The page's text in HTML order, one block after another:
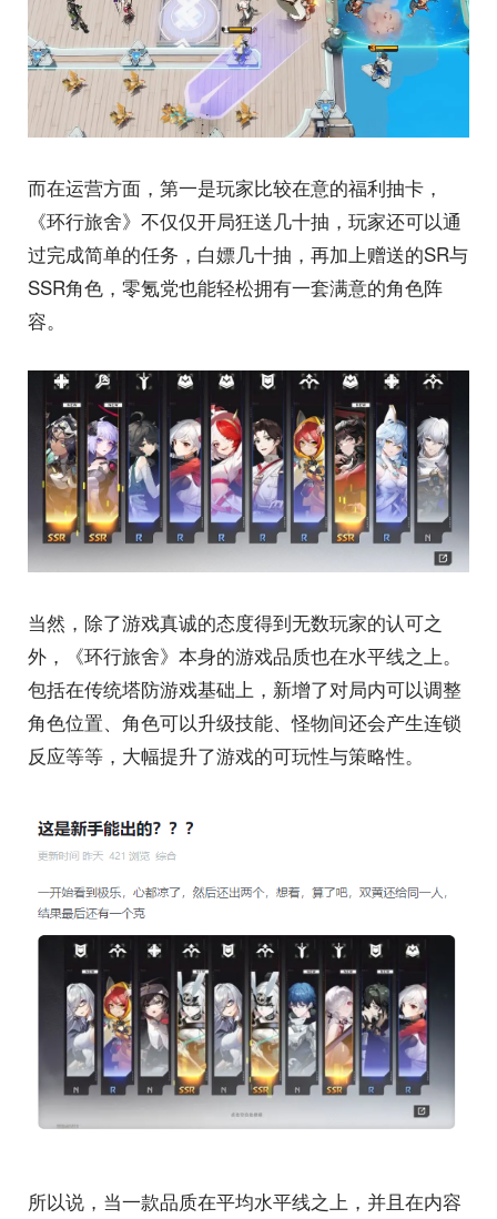
而在运营方面，第一是玩家比较在意的福利抽卡，
《环行旅舍》不仅仅开局狂送几十抽，玩家还可以通
过完成简单的任务，白嫖几十抽，再加上赠送的SR与
SSR角色，零氪党也能轻松拥有一套满意的角色阵
容。
当然，除了游戏真诚的态度得到无数玩家的认可之
外，《环行旅舍》本身的游戏品质也在水平线之上。
包括在传统塔防游戏基础上，新增了对局内可以调整
角色位置、角色可以升级技能、怪物间还会产生连锁
反应等等，大幅提升了游戏的可玩性与策略性。
所以说，当一款品质在平均水平线之上，并且在内容